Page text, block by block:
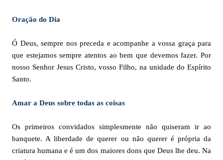
Oração do Dia
Ó Deus, sempre nos preceda e acompanhe a vossa graça para
que estejamos sempre atentos ao bem que devemos fazer. Por
nosso Senhor Jesus Cristo, vosso Filho, na unidade do Espírito
Santo.
Amar a Deus sobre todas as coisas
Os primeiros convidados simplesmente não quiseram ir ao
banquete. A liberdade de querer ou não querer é própria da
criatura humana e é um dos maiores dons que Deus lhe deu. Na